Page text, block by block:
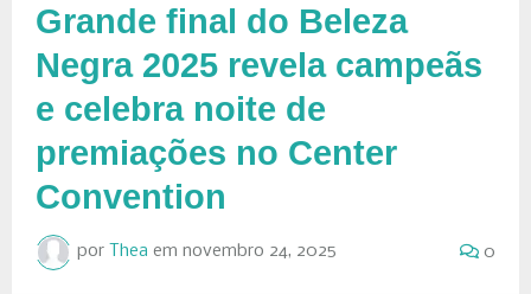
Grande final do Beleza
Negra 2025 revela campeãs
e celebra noite de
premiações no Center
Convention
por Thea em novembro 24, 2025 0